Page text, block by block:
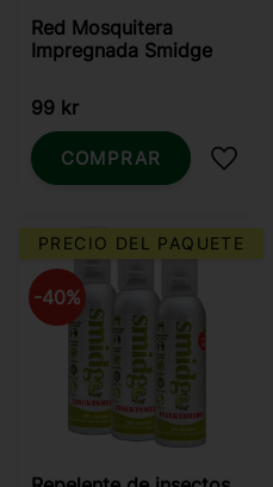
Red Mosquitera
Impregnada Smidge
99 kr
COMPRAR
40%
PRECIO DEL PAQUETE